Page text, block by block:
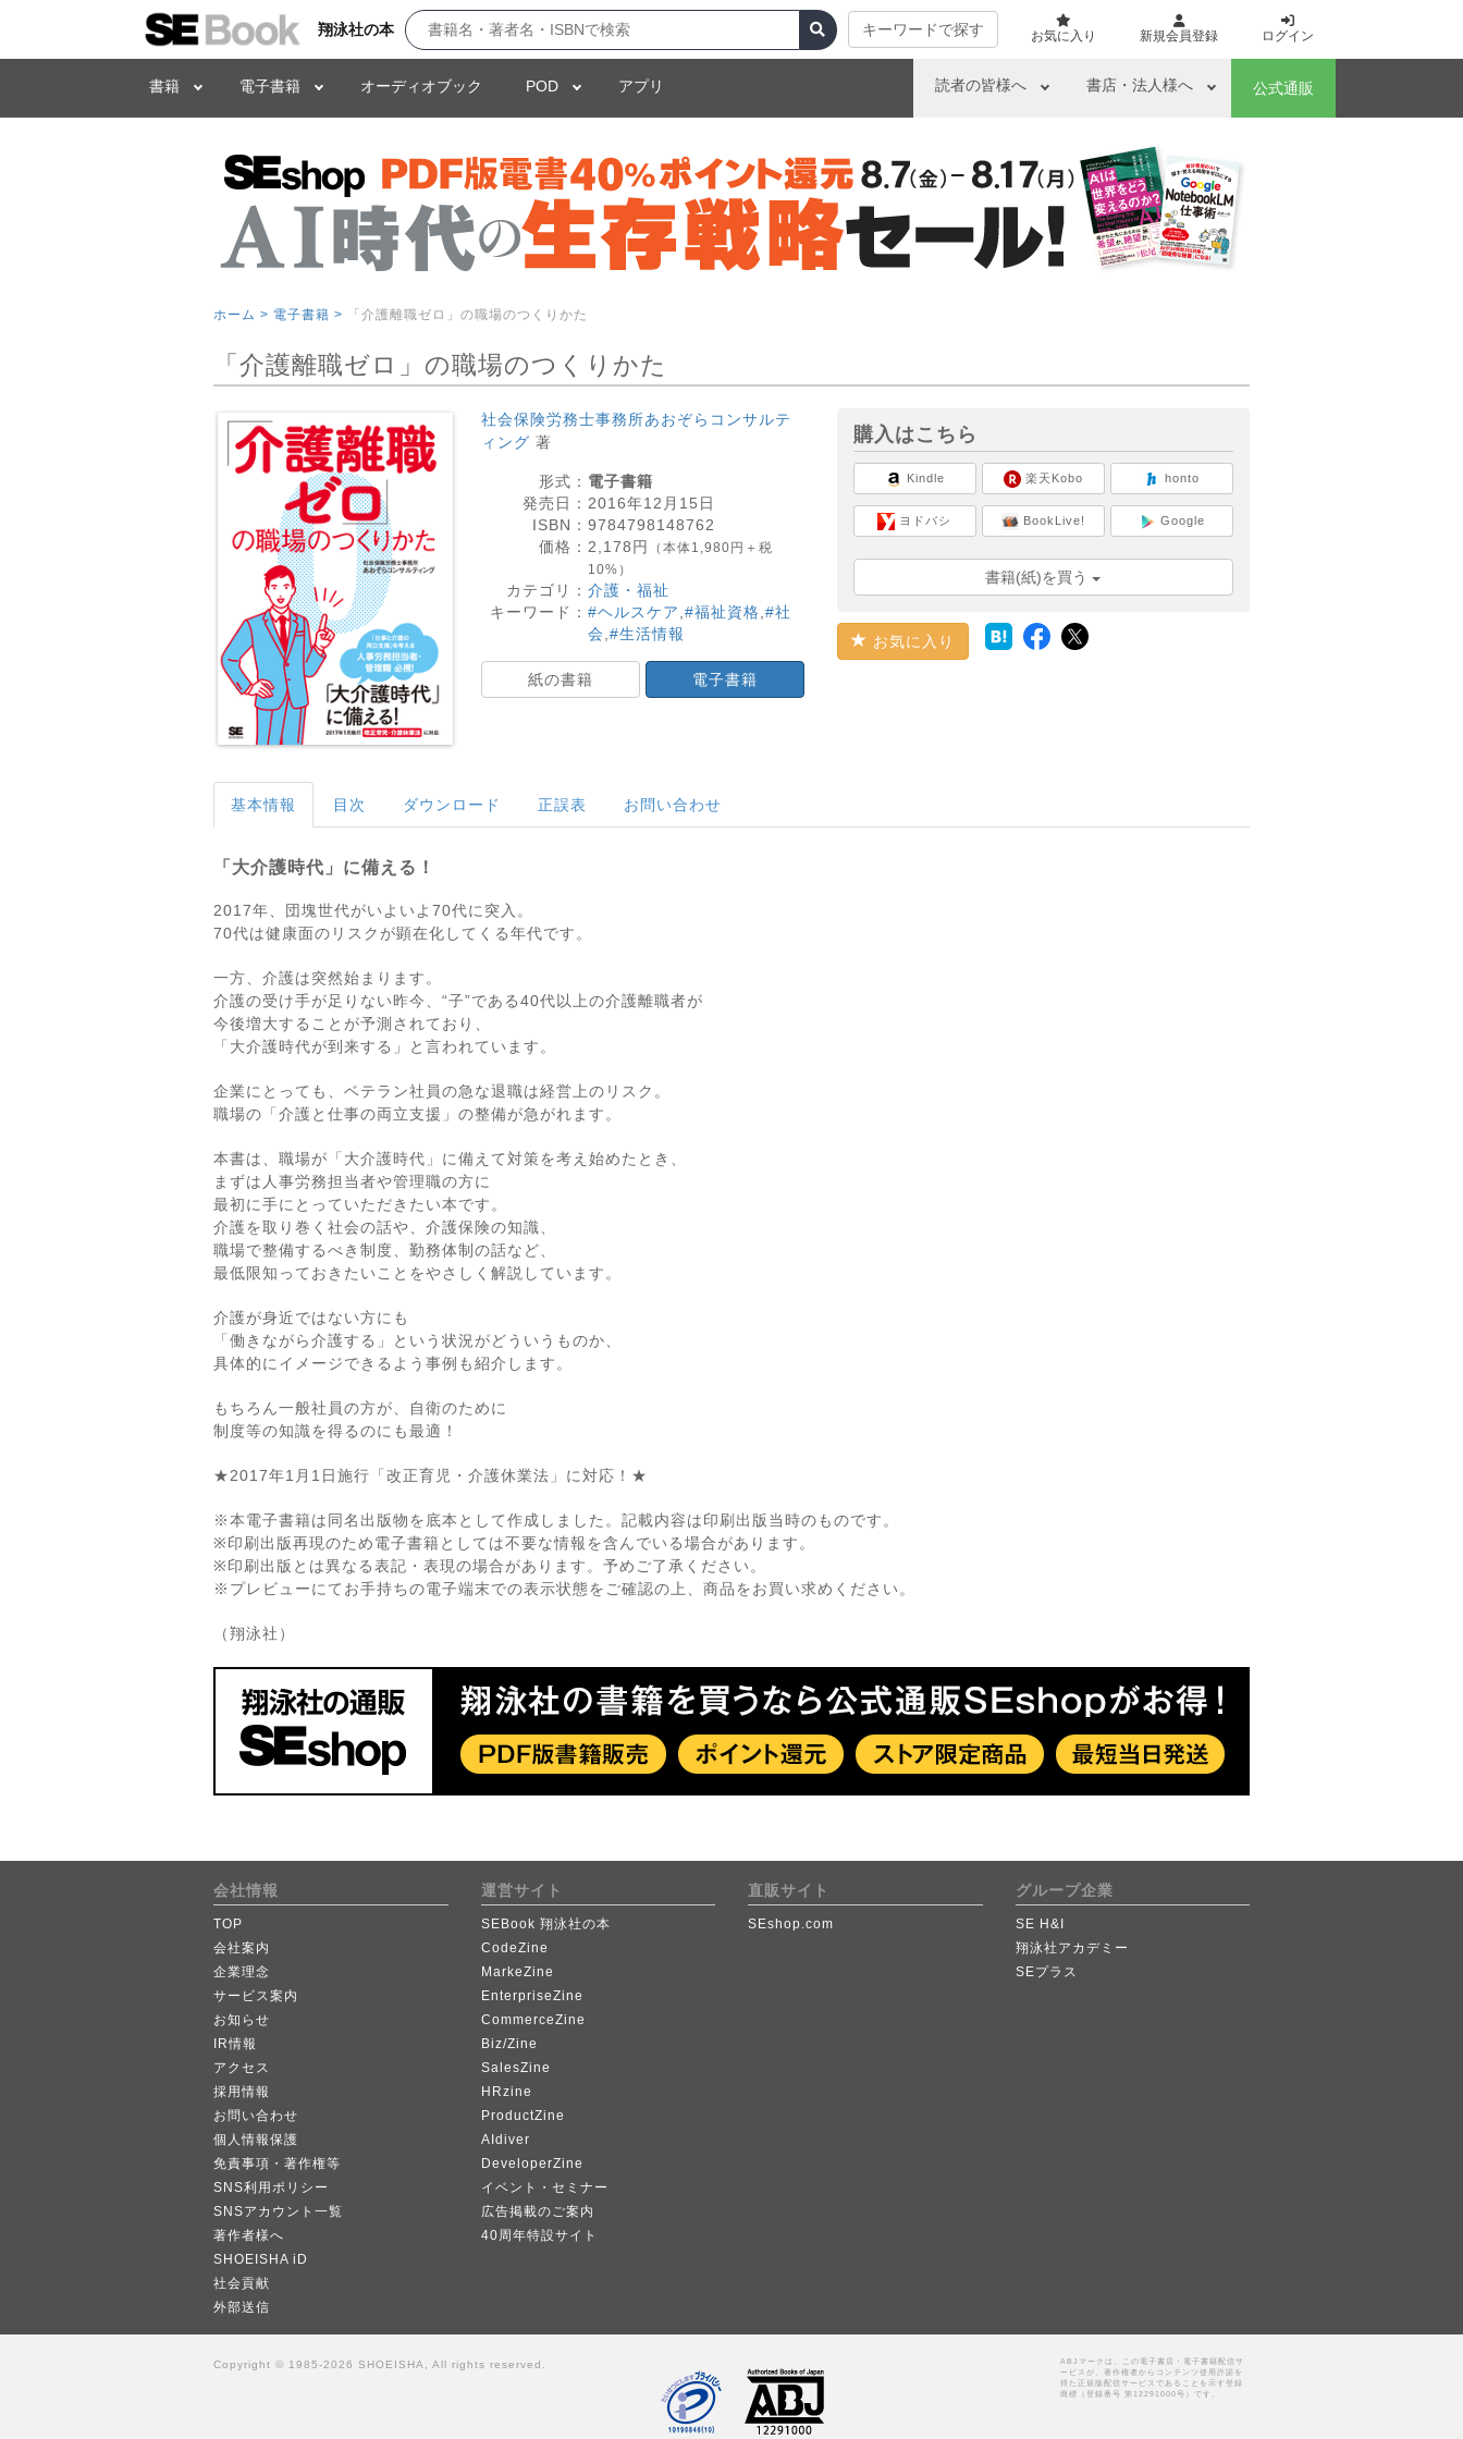
翔泳社の本 キーワードで探す お気に入り 新規会員登録 ログイン
書籍 電子書籍 オーディオブック POD アプリ 読者の皆様へ 書店・法人様へ 公式通販
ホーム > 電子書籍 > 「介護離職ゼロ」の職場のつくりかた
「介護離職ゼロ」の職場のつくりかた
社会保険労務士事務所あおぞらコンサルテ
ィング 著
形式： 電子書籍
発売日： 2016年12月15日
ISBN： 9784798148762
価格： 2,178 円
（本体1,980円＋税
10%）
カテゴリ： 介護・福祉
キーワード： #ヘルスケア #福祉資格 #社
会 #生活情報
紙の書籍 電子書籍
購入はこちら
Kindle
ヨドバシ
楽天Kobo
BookLive!
honto
Google
書籍(紙)を買う
お気に入り
基本情報 目次 ダウンロード 正誤表 お問い合わせ
「大介護時代」に備える！
2017年、団塊世代がいよいよ70代に突入。
70代は健康面のリスクが顕在化してくる年代です。
一方、介護は突然始まります。
介護の受け手が足りない昨今、“子”である40代以上の介護離職者が
今後増大することが予測されており、
「大介護時代が到来する」と言われています。
企業にとっても、ベテラン社員の急な退職は経営上のリスク。
職場の「介護と仕事の両立支援」の整備が急がれます。
本書は、職場が「大介護時代」に備えて対策を考え始めたとき、
まずは人事労務担当者や管理職の方に
最初に手にとっていただきたい本です。
介護を取り巻く社会の話や、介護保険の知識、
職場で整備するべき制度、勤務体制の話など、
最低限知っておきたいことをやさしく解説しています。
介護が身近ではない方にも
「働きながら介護する」という状況がどういうものか、
具体的にイメージできるよう事例も紹介します。
もちろん一般社員の方が、自衛のために
制度等の知識を得るのにも最適！
★2017年1月1日施行「改正育児・介護休業法」に対応！★
※本電子書籍は同名出版物を底本として作成しました。記載内容は印刷出版当時のものです。
※印刷出版再現のため電子書籍としては不要な情報を含んでいる場合があります。
※印刷出版とは異なる表記・表現の場合があります。予めご了承ください。
※プレビューにてお手持ちの電子端末での表示状態をご確認の上、商品をお買い求めください。
（翔泳社）
会社情報
TOP
会社案内
企業理念
サービス案内
お知らせ
IR情報
アクセス
採用情報
お問い合わせ
個人情報保護
免責事項・著作権等
SNS利用ポリシー
SNSアカウント一覧
著作者様へ
SHOEISHA iD
社会貢献
外部送信
運営サイト
SEBook 翔泳社の本
CodeZine
MarkeZine
EnterpriseZine
CommerceZine
Biz/Zine
SalesZine
HRzine
ProductZine
AIdiver
DeveloperZine
イベント・セミナー
広告掲載のご案内
40周年特設サイト
直販サイト
SEshop.com
グループ企業
SE H&I
翔泳社アカデミー
SEプラス
Copyright © 1985-2026 SHOEISHA, All rights reserved.
ABJマークは、この電子書店・電子書籍配信サ
ービスが、著作権者からコンテンツ使用許諾を
得た正規版配信サービスであることを示す登録
商標（登録番号 第12291000号）です。